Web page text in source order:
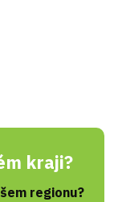
kraji?
regionu?